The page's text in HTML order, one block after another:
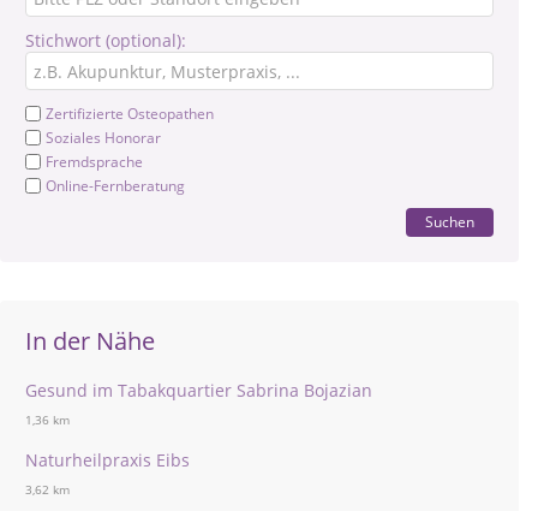
Stichwort (optional):
Zertifizierte Osteopathen
Soziales Honorar
Fremdsprache
Online-Fernberatung
Suchen
In der Nähe
Gesund im Tabakquartier Sabrina Bojazian
1,36 km
Naturheilpraxis Eibs
3,62 km